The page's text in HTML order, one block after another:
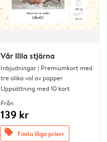
Vår lilla stjärna
Inbjudningar | Premiumkort med
tre olika val av papper
Uppsättning med 10 kort
Från
139 kr
offers Fasta låga priser